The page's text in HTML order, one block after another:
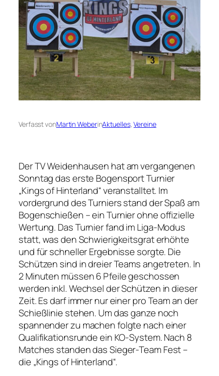
Verfasst vonMartin WeberinAktuelles, Vereine
Der TV Weidenhausen hat am vergangenen
Sonntag das erste Bogensport Turnier
„Kings of Hinterland“ veranstalltet. Im
vordergrund des Turniers stand der Spaß am
Bogenschießen – ein Turnier ohne offizielle
Wertung. Das Turnier fand im Liga-Modus
statt, was den Schwierigkeitsgrat erhöhte
und für schneller Ergebnisse sorgte. Die
Schützen sind in dreier Teams angetreten. In
2 Minuten müssen 6 Pfeile geschossen
werden inkl. Wechsel der Schützen in dieser
Zeit. Es darf immer nur einer pro Team an der
Schießlinie stehen. Um das ganze noch
spannender zu machen folgte nach einer
Qualifikationsrunde ein KO-System. Nach 8
Matches standen das Sieger-Team Fest –
die „Kings of Hinterland“.